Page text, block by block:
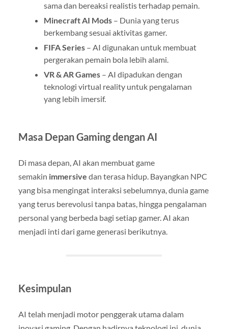
sama dan bereaksi realistis terhadap pemain.
Minecraft AI Mods– Dunia yang terus
berkembang sesuai aktivitas gamer.
FIFA Series– AI digunakan untuk membuat
pergerakan pemain bola lebih alami.
VR & AR Games– AI dipadukan dengan
teknologi virtual reality untuk pengalaman
yang lebih imersif.
Masa Depan Gaming dengan AI
Di masa depan, AI akan membuat game
semakin immersive dan terasa hidup. Bayangkan NPC
yang bisa mengingat interaksi sebelumnya, dunia game
yang terus berevolusi tanpa batas, hingga pengalaman
personal yang berbeda bagi setiap gamer. AI akan
menjadi inti dari game generasi berikutnya.
Kesimpulan
AI telah menjadi motor penggerak utama dalam